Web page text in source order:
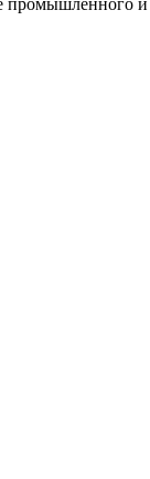
и